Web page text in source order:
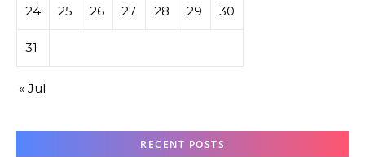
24 25 26 27 28 29 30
31
« Jul
RECENT POSTS